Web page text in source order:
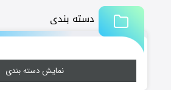
دسته بندی
نمایش دسته بندی